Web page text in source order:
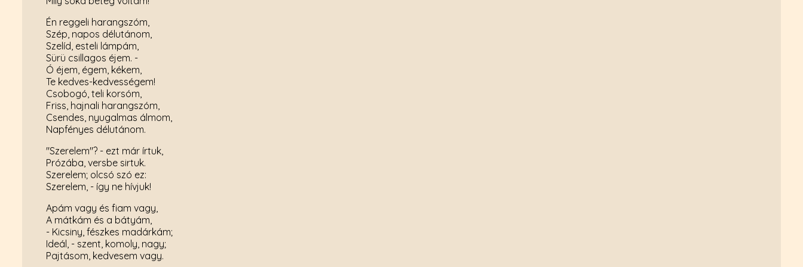
Én reggeli harangszóm,
Szép, napos délutánom,
Szelíd, esteli lámpám,
Sürü csillagos éjem. -
Ó éjem, égem, kékem,
Te kedves-kedvességem!
Csobogó, teli korsóm,
Friss, hajnali harangszóm,
Csendes, nyugalmas álmom,
Napfényes délutánom.
"Szerelem"? - ezt már írtuk,
Prózába, versbe sirtuk.
Szerelem; olcsó szó ez:
Szerelem, - így ne hívjuk!
Apám vagy és fiam vagy,
A mátkám és a bátyám,
- Kicsiny, fészkes madárkám;
Ideál, - szent, komoly, nagy;
Pajtásom, kedvesem vagy.